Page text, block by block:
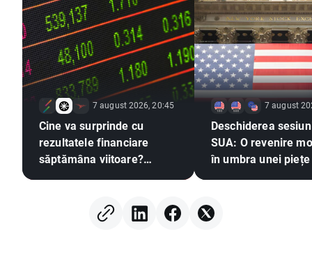
7 august 2026, 20:45
Cine va surprinde cu
rezultatele financiare
săptămâna viitoare?
7 august
Deschiderea
SUA: O revenire
în umbra unei piețe